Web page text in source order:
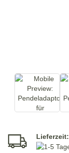
Lieferzeit: